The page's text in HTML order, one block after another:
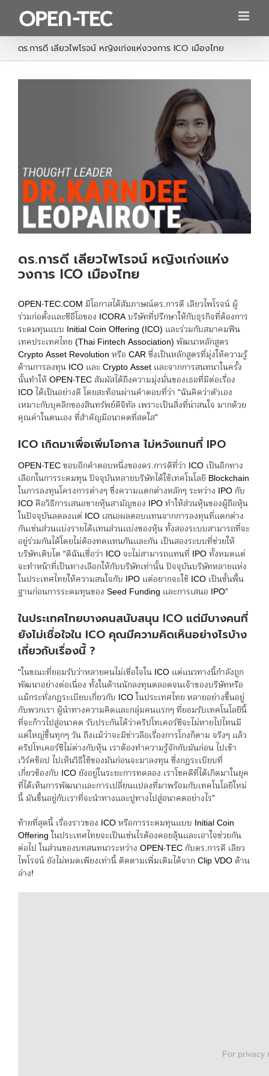
content
ดร.การดี เลียวไพโรจน์ หญิงเก่งแห่งวงการ ICO เมืองไทย
ดร.การดี เลียวไพโรจน์ หญิงเก่งแห่ง
วงการ ICO เมืองไทย
OPEN-TEC.COM มีโอกาสได้สัมภาษณ์ดร.การดี เลียวไพโรจน์ ผู้
ร่วมก่อตั้งและซีอีโอของ ICORA บริษัทที่ปรึกษาให้กับธุรกิจที่ต้องการ
ระดมทุนแบบ Initial Coin Offering (ICO) และร่วมกับสมาคมฟิน
เทคประเทศไทย (Thai Fintech Association) พัฒนาหลักสูตร
Crypto Asset Revolution หรือ CAR ซึ่งเป็นหลักสูตรที่มุ่งให้ความรู้
ด้านการลงทุน ICO และ Crypto Asset และจากการสนทนาในครั้ง
นั้นทำให้ OPEN-TEC สัมผัสได้ถึงความมุ่งมั่นของเธอที่มีต่อเรื่อง
ICO ได้เป็นอย่างดี โดยสะท้อนผ่านคำตอบที่ว่า “ฉันคิดว่าตัวเอง
เหมาะกับบุคลิกของสินทรัพย์ดิจิทัล เพราะเป็นสิ่งที่น่าสนใจ มากด้วย
คุณค่าในตนเอง ที่สำคัญมีอนาคตที่สดใส”
ICO เกิดมาเพื่อเพิ่มโอกาส ไม่หวังแทนที่ IPO
OPEN-TEC ชอบอีกคำตอบหนึ่งของดร.การดีที่ว่า ICO เป็นอีกทาง
เลือกในการระดมทุน ปัจจุบันหลายบริษัทได้ใช้เทคโนโลยี Blockchain
ในการลงทุนโครงการต่างๆ ซึ่งความแตกต่างหลักๆ ระหว่าง IPO กับ
ICO คือวิธีการเสนอขายหุ้นสามัญของ IPO ทำให้ส่วนหุ้นของผู้ถือหุ้น
ในปัจจุบันลดลงแต่ ICO เสนอผลตอบแทนจากการลงทุนที่แตกต่าง
กันเช่นส่วนแบ่งรายได้แทนส่วนแบ่งของหุ้น ทั้งสองระบบสามารถที่จะ
อยู่ร่วมกันได้โดยไม่ต้องทดแทนกันและกัน เป็นสองระบบที่ช่วยให้
บริษัทเติบโต “ดิฉันเชื่อว่า ICO จะไม่สามารถแทนที่ IPO ทั้งหมดแต่
จะทำหน้าที่เป็นทางเลือกให้กับบริษัทเท่านั้น ปัจจุบันบริษัทหลายแห่ง
ในประเทศไทยให้ความสนใจกับ IPO แต่อยากจะใช้ ICO เป็นขั้นพื้น
ฐานก่อนการระดมทุนของ Seed Funding และการเสนอ IPO”
ในประเทศไทยบางคนสนับสนุน ICO แต่มีบางคนที่
ยังไม่เชื่อใจใน ICO คุณมีความคิดเห็นอย่างไรบ้าง
เกี่ยวกับเรื่องนี้ ?
“ในขณะที่ยอมรับว่าหลายคนไม่เชื่อใจใน ICO แต่แนวทางนี้กำลังถูก
พัฒนาอย่างต่อเนื่อง ทั้งในด้านนักลงทุนตลอดจนเจ้าของบริษัทหรือ
แม้กระทั่งกฎระเบียบเกี่ยวกับ ICO ในประเทศไทย หลายอย่างขึ้นอยู่
กับพวกเรา ผู้นำทางความคิดและกลุ่มคนแรกๆ ที่ยอมรับเทคโนโลยีนี้
ที่จะก้าวไปสู่อนาคต รับประกันได้ว่าคริปโทเคอร์ซีจะไม่หายไปไหนมี
แต่ใหญ่ขึ้นทุกๆ วัน ถึงแม้ว่าจะมีข่าวลือเรื่องการโกงก็ตาม จริงๆ แล้ว
คริปโทเคอร์ซีไม่ต่างกับหุ้น เราต้องทำความรู้จักกับมันก่อน ไปเข้า
เวิร์คช็อป ไปเห็นวิธีใช้ของมันก่อนจะมาลงทุน ซึ่งกฎระเบียบที่
เกี่ยวข้องกับ ICO ยังอยู่ในระยะการทดลอง เราโชคดีที่ได้เกิดมาในยุค
ที่ได้เห็นการพัฒนาและการเปลี่ยนแปลงที่มาพร้อมกับเทคโนโลยีใหม่
นี้ มันขึ้นอยู่กับเราที่จะนำทางและปูทางไปสู่อนาคตอย่างไร”
ท้ายที่สุดนี้ เรื่องราวของ ICO หรือการระดมทุนแบบ Initial Coin
Offering ในประเทศไทยจะเป็นเช่นไรต้องคอยลุ้นและเอาใจช่วยกัน
ต่อไป ในส่วนของบทสนทนาระหว่าง OPEN-TEC กับดร.การดี เลียว
ไพโรจน์ ยังไม่หมดเพียงเท่านี้ ติดตามเพิ่มเติมได้จาก Clip VDO ด้าน
ล่าง!
For privacy